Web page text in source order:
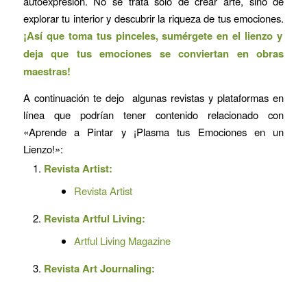
explorar tu interior y descubrir la riqueza de tus emociones.
¡Así que toma tus pinceles, sumérgete en el lienzo y
deja que tus emociones se conviertan en obras
maestras!
A continuación te dejo algunas revistas y plataformas en
línea que podrían tener contenido relacionado con
«Aprende a Pintar y ¡Plasma tus Emociones en un
Lienzo!»:
Revista Artist:
Revista Artist
Revista Artful Living:
Artful Living Magazine
Revista Art Journaling: